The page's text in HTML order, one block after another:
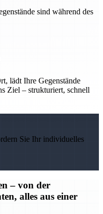
sind während des
lädt Ihre Gegenstände
Ziel – strukturiert, schnell
Sie Ihr individuelles
– von der
alles aus einer